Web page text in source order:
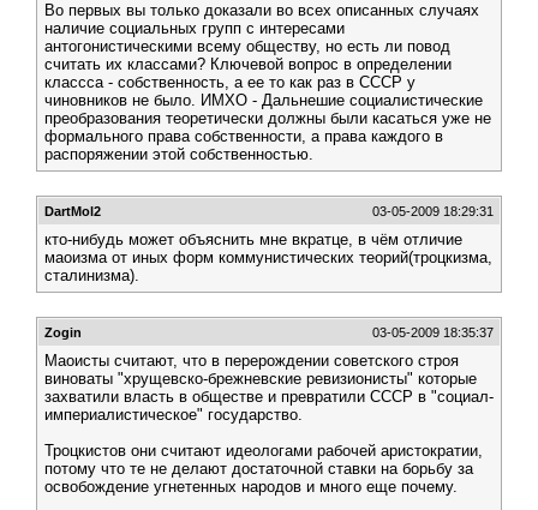
Во первых вы только доказали во всех описанных случаях
наличие социальных групп с интересами
антогонистическими всему обществу, но есть ли повод
считать их классами? Ключевой вопрос в определении
классса - собственность, а ее то как раз в СССР у
чиновников не было. ИМХО - Дальнешие социалистические
преобразования теоретически должны были касаться уже не
формального права собственности, а права каждого в
распоряжении этой собственностью.
DartMol2 03-05-2009 18:29:31
кто-нибудь может объяснить мне вкратце, в чём отличие
маоизма от иных форм коммунистических теорий(троцкизма,
сталинизма).
Zogin 03-05-2009 18:35:37
Маоисты считают, что в перерождении советского строя
виноваты "хрущевско-брежневские ревизионисты" которые
захватили власть в обществе и превратили СССР в "социал-
империалистическое" государство.
Троцкистов они считают идеологами рабочей аристократии,
потому что те не делают достаточной ставки на борьбу за
освобождение угнетенных народов и много еще почему.